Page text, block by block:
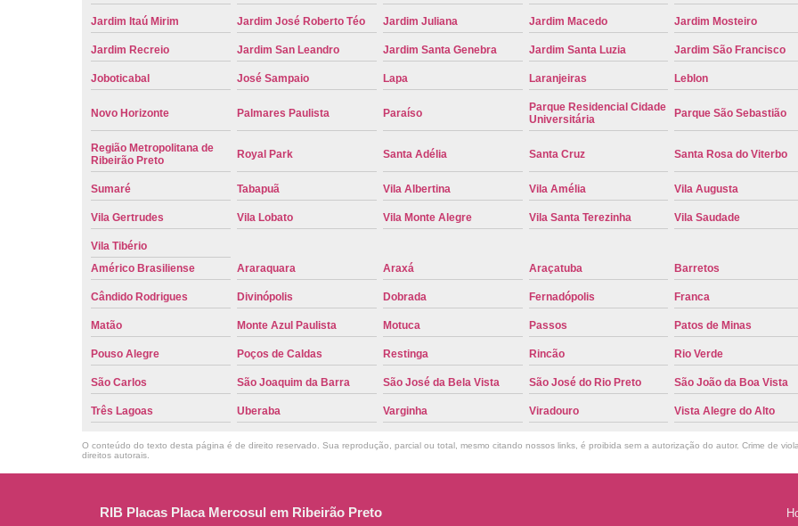
Reforma de Placa Veicular
Reforma Placa Veicular
Serviço de Reforma de Placa
Serviço de Reforma Placa Veicular
Troca de Placa Detran
Troca de
Troca de Placa para Mercosul
Troca de
Troca para Placa Mercosul
Troca da
Troca de Placa Automotiva
Troca
Troca de Placa do Veículo
Troca
Troca de Placas de Veículo
Troca de
Troca Placa de Carro
Placa
Troca de Placa no Detran
Troca de
Troca de Placa Veicular
Troca Placa
Troca Placa Mercosul
Troca Placa
Jardim Itaú Mirim Jardim José Roberto Téo Jardim Juliana Jardim Macedo Jardim Mosteiro
Jardim Recreio Jardim San Leandro Jardim Santa Genebra Jardim Santa Luzia Jardim São Francisco
Joboticabal José Sampaio Lapa Laranjeiras Leblon
Novo Horizonte Palmares Paulista Paraíso
Parque Residencial Cidade
Universitária
Parque São Sebastião
Região Metropolitana de
Ribeirão Preto
Royal Park Santa Adélia Santa Cruz Santa Rosa do Viterbo
Sumaré Tabapuã Vila Albertina Vila Amélia Vila Augusta
Vila Gertrudes Vila Lobato Vila Monte Alegre Vila Santa Terezinha Vila Saudade
Vila Tibério
Américo Brasiliense
Araraquara Araxá Araçatuba Barretos
Cândido Rodrigues Divinópolis Dobrada Fernadópolis Franca
Matão Monte Azul Paulista Motuca Passos Patos de Minas
Pouso Alegre Poços de Caldas Restinga Rincão Rio Verde
São Carlos São Joaquim da Barra São José da Bela Vista São José do Rio Preto São João da Boa Vista
Três Lagoas Uberaba Varginha Viradouro Vista Alegre do Alto
O conteúdo do texto desta página é de direito reservado. Sua reprodução, parcial ou total, mesmo citando nossos links, é proibida sem a autorização do autor. Crime de
direitos autorais
RIB Placas Placa Mercosul em Ribeirão Preto